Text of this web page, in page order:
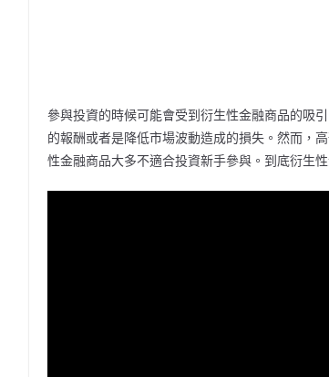
參與投資的時候可能會受到衍生性金融商品的吸
的報酬或者是降低市場波動造成的損失。然而，
性金融商品大多不適合投資新手參與。到底衍生